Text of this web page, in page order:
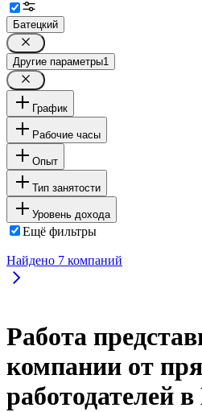
Батецкий
Другие параметры1
График
Рабочие часы
Опыт
Тип занятости
Уровень дохода
Ещё фильтры
Найдено 7 компаний
Работа
компании от
работодателей